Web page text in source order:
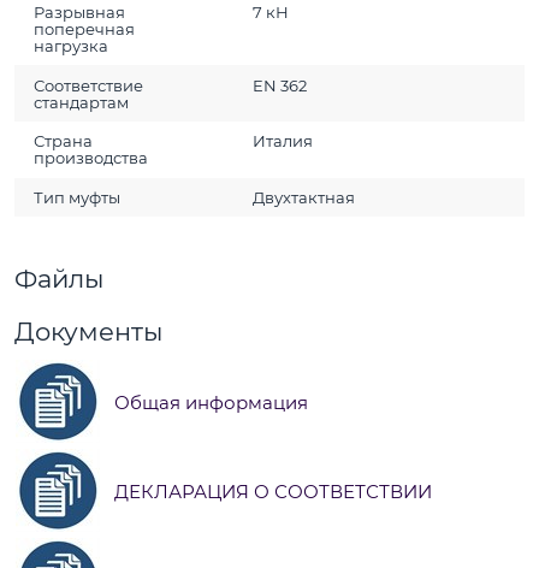
Разрывная
поперечная
нагрузка
7 кН
Соответствие
стандартам
EN 362
Страна
производства
Италия
Тип муфты Двухтактная
Файлы
Документы
Общая информация
ДЕКЛАРАЦИЯ О СООТВЕТСТВИИ